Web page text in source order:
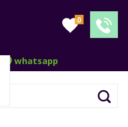
0
whatsapp